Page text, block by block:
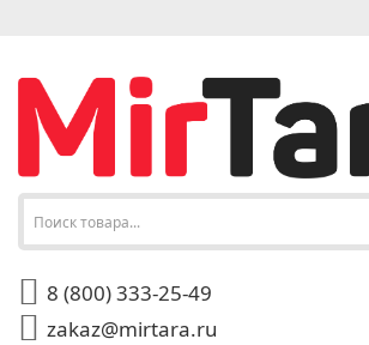
8 (800) 333-25-49
zakaz@mirtara.ru